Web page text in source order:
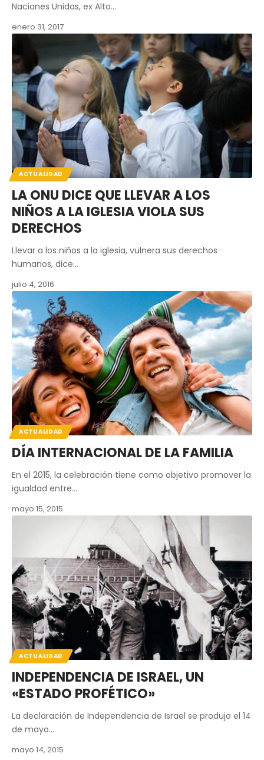
Naciones Unidas, ex Alto…
enero 31, 2017
ACTUALIDAD
LA ONU DICE QUE LLEVAR A LOS
NIÑOS A LA IGLESIA VIOLA SUS
DERECHOS
Llevar a los niños a la iglesia, vulnera sus derechos
humanos, dice…
julio 4, 2016
ACTUALIDAD
DÍA INTERNACIONAL DE LA FAMILIA
En el 2015, la celebración tiene como objetivo promover la
igualdad entre…
mayo 15, 2015
ACTUALIDAD
INDEPENDENCIA DE ISRAEL, UN
«ESTADO PROFÉTICO»
La declaración de Independencia de Israel se produjo el 14
de mayo…
mayo 14, 2015